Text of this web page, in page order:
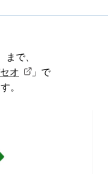
で、
オ
」で
。